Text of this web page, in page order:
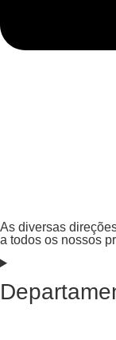
As diversas
a todos os nossos